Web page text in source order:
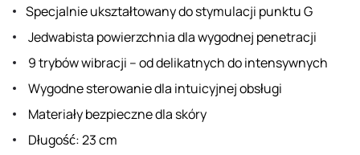
Specjalnie ukształtowany do stymulacji punktu G
Jedwabista powierzchnia dla wygodnej penetracji
9 trybów wibracji – od delikatnych do intensywnych
Wygodne sterowanie dla intuicyjnej obsługi
Materiały bezpieczne dla skóry
Długość: 23 cm